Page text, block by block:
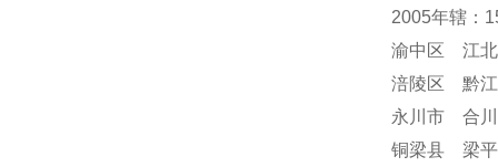
2005年辖
渝中区 江
涪陵区 黔
永川市 合
铜梁县 梁